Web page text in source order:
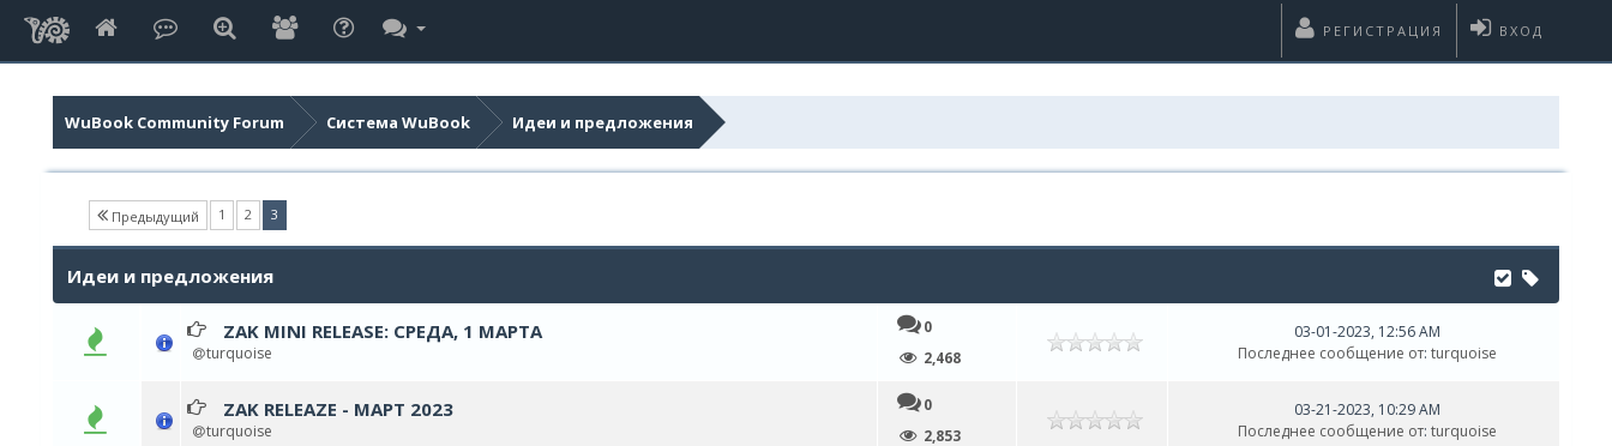
ВХОД
РЕГИСТРАЦИЯ
WuBook Community Forum Система WuBook Идеи и предложения
Предыдущий 1 2 3(current)
Идеи и предложения
ZAK MINI RELEASE: СРЕДА, 1 МАРТА
turquoise
0
2,468
0 голос(ов) - 0 из 5 в среднем
1 2 345
03-01-2023, 12:56 AM
Последнее сообщение от: turquoise
ZAK RELEAZE - МАРТ 2023
turquoise
0
2,853
0 голос(ов) - 0 из 5 в среднем
1
03-21-2023, 10:29 AM
Последнее сообщение от: turquoise